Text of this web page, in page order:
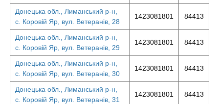
Донецька обл., Лиманський р-н,
с. Коровій Яр, вул. Ветеранів, 28
1423081801 84413
Донецька обл., Лиманський р-н,
с. Коровій Яр, вул. Ветеранів, 29
1423081801 84413
Донецька обл., Лиманський р-н,
с. Коровій Яр, вул. Ветеранів, 30
1423081801 84413
Донецька обл., Лиманський р-н,
с. Коровій Яр, вул. Ветеранів, 31
1423081801 84413